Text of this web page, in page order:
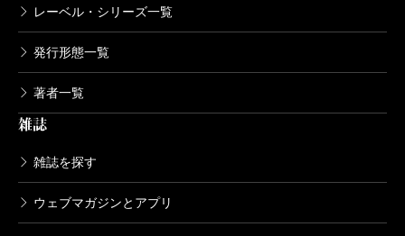
レーベル・シリーズ一覧
発行形態一覧
著者一覧
雑誌
雑誌を探す
ウェブマガジンとアプリ